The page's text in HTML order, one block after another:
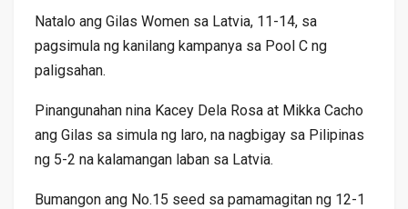
Natalo ang Gilas Women sa Latvia, 11-14, sa
pagsimula ng kanilang kampanya sa Pool C ng
paligsahan.
Pinangunahan nina Kacey Dela Rosa at Mikka Cacho
ang Gilas sa simula ng laro, na nagbigay sa Pilipinas
ng 5-2 na kalamangan laban sa Latvia.
Bumangon ang No.15 seed sa pamamagitan ng 12-1